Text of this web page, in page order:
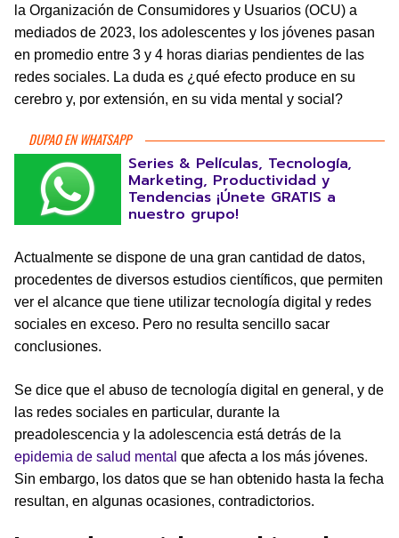
la Organización de Consumidores y Usuarios (OCU) a
mediados de 2023, los adolescentes y los jóvenes pasan
en promedio entre 3 y 4 horas diarias pendientes de las
redes sociales. La duda es ¿qué efecto produce en su
cerebro y, por extensión, en su vida mental y social?
DUPAO EN WHATSAPP
Series & Películas, Tecnología,
Marketing, Productividad y
Tendencias ¡Únete GRATIS a
nuestro grupo!
Actualmente se dispone de una gran cantidad de datos,
procedentes de diversos estudios científicos, que permiten
ver el alcance que tiene utilizar tecnología digital y redes
sociales en exceso. Pero no resulta sencillo sacar
conclusiones.
Se dice que el abuso de tecnología digital en general, y de
las redes sociales en particular, durante la
preadolescencia y la adolescencia está detrás de la
epidemia de salud mental que afecta a los más jóvenes.
Sin embargo, los datos que se han obtenido hasta la fecha
resultan, en algunas ocasiones, contradictorios.